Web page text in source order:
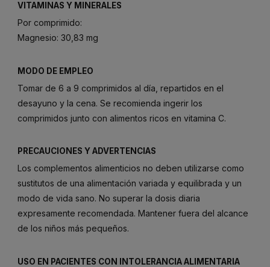
VITAMINAS Y MINERALES
Por comprimido:
Magnesio: 30,83 mg
MODO DE EMPLEO
Tomar de 6 a 9 comprimidos al día, repartidos en el
desayuno y la cena. Se recomienda ingerir los
comprimidos junto con alimentos ricos en vitamina C.
PRECAUCIONES Y ADVERTENCIAS
Los complementos alimenticios no deben utilizarse como
sustitutos de una alimentación variada y equilibrada y un
modo de vida sano. No superar la dosis diaria
expresamente recomendada. Mantener fuera del alcance
de los niños más pequeños.
USO EN PACIENTES CON INTOLERANCIA ALIMENTARIA